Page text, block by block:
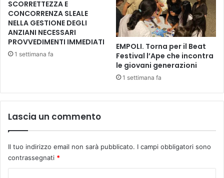
l
u
d
e
r
o
i
l
r
o
g
e
t
i
c
h
e
l
n
o
d
i
SCORRETTEZZA E
CONCORRENZA SLEALE
NELLA GESTIONE DEGLI
ANZIANI NECESSARI
PROVVEDIMENTI IMMEDIATI
1 settimana fa
EMPOLI. Torna per il Beat
Festival l’Ape che incontra
le giovani generazioni
1 settimana fa
Lascia un commento
Il tuo indirizzo email non sarà pubblicato. I campi obbligatori sono
contrassegnati *